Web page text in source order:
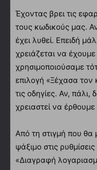
Έχοντας βρει τις
τους κωδικούς μας.
έχει λυθεί. Επειδή
χρειάζεται να
χρησιμοποιούσαμε
επιλογή «Ξέχασα
τις οδηγίες. Αν,
χρειαστεί να
Από τη στιγμή που θα
ψάξιμο στις
«Διαγραφή